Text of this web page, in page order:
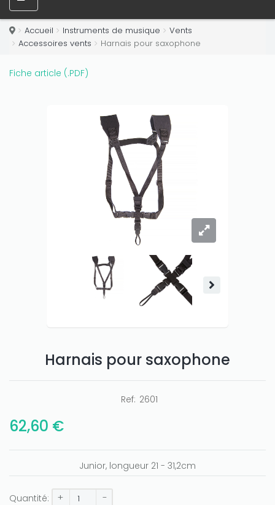
Accueil Instruments de musique
Vents
Accessoires vents
Harnais pour saxophone
Fiche article (.PDF)
Harnais pour saxophone
Ref: 2601
62,60 €
Junior, longueur 21 - 31,2cm
Quantité: + -
amount on your credits!